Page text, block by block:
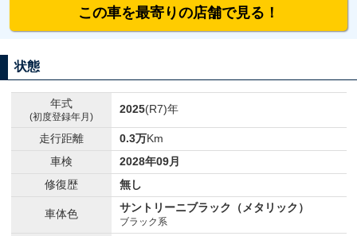
この車を最寄りの店舗で見る！
状態
年式
(初度登録年月)
2025(R7)年
走行距離 0.3万Km
車検
2028年09月
修復歴
無し
車体色 サントリーニブラック（メタリック）
ブラック系